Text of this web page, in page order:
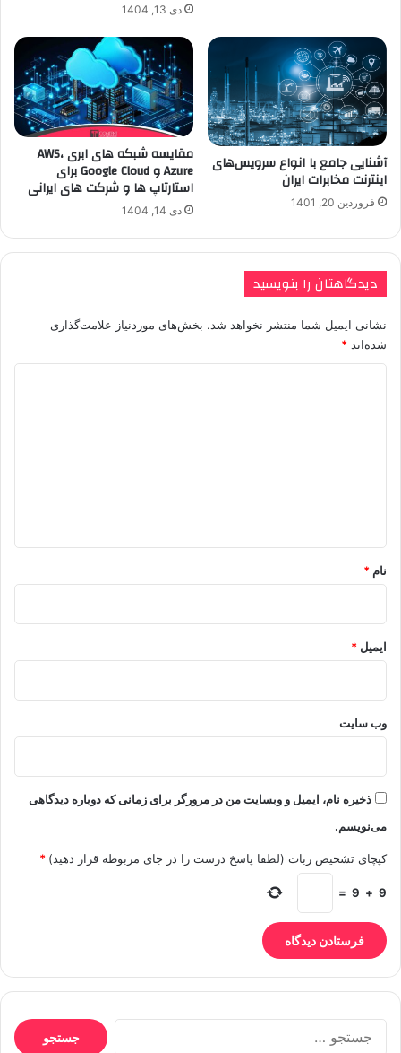
دی 13, 1404
آشنایی جامع با انواع سرویس‌های
اینترنت مخابرات ایران
فروردین 20, 1401
مقایسه شبکه های ابری AWS،
Azure و Google Cloud برای
استارتاپ ها و شرکت های ایرانی
دی 14, 1404
دیدگاهتان را بنویسید
نشانی ایمیل شما منتشر نخواهد شد. بخش‌های موردنیاز علامت‌گذاری
شده‌اند *
نام *
ایمیل *
وب‌ سایت
ذخیره نام، ایمیل و وبسایت من در مرورگر برای زمانی که دوباره دیدگاهی
می‌نویسم.
کپچای تشخیص ربات (لطفا پاسخ درست را در جای مربوطه قرار دهید) *
9
+
9
=
جستجو
برای: